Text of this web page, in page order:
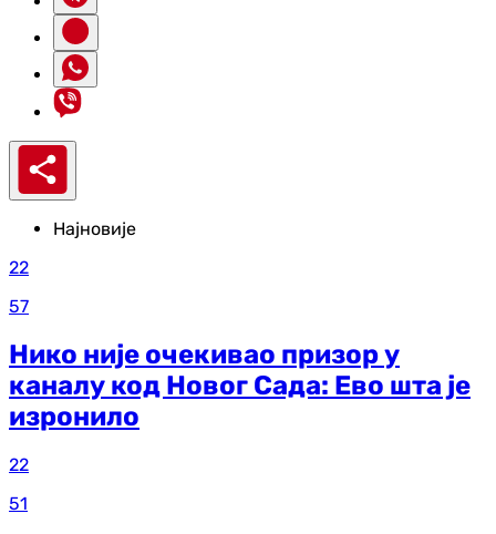
Најновије
22
57
Нико није очекивао призор у
каналу код Новог Сада: Ево шта је
изронило
22
51